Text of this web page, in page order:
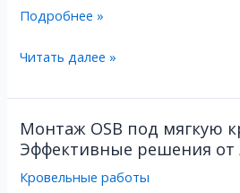
Подробнее »
Читать далее »
Монтаж OSB под мягкую
Эффективные решения
Кровельные работы
Монтаж
OSB
под
Монтаж
OSB
под